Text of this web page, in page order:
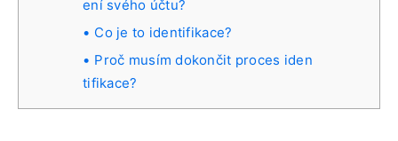
ení svého účtu?
Co je to identifikace?
Proč musím dokončit proces iden
tifikace?